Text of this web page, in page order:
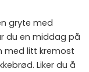
gryte med
du en middag på
med litt kremost
Liker du å